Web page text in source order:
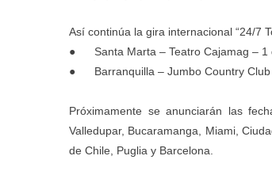
Así continúa la gira internacional “24/7
● Santa Marta – Teatro Cajamag – 1
● Barranquilla – Jumbo Country Club
Próximamente se anunciarán las
Valledupar, Bucaramanga, Miami,
de Chile, Puglia y Barcelona.